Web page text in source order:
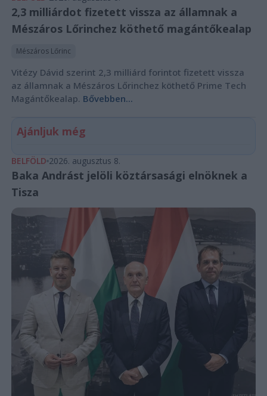
2,3 milliárdot fizetett vissza az államnak a
Mészáros Lőrinchez köthető magántőkealap
Mészáros Lőrinc
Vitézy Dávid szerint 2,3 milliárd forintot fizetett vissza
az államnak a Mészáros Lőrinchez köthető Prime Tech
Magántőkealap. Bővebben...
Ajánljuk még
BELFÖLD 2026. augusztus 8.
Baka Andrást jelöli köztársasági elnöknek a
Tisza